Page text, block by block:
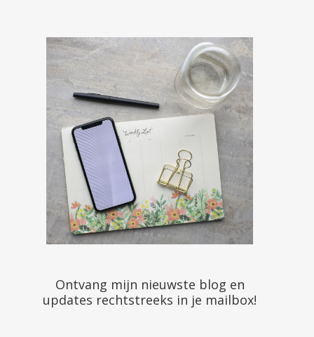
Ontvang mijn nieuwste blog en
updates rechtstreeks in je mailbox!